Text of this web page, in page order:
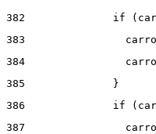
382
if
383
384
385
              }
386
if
387